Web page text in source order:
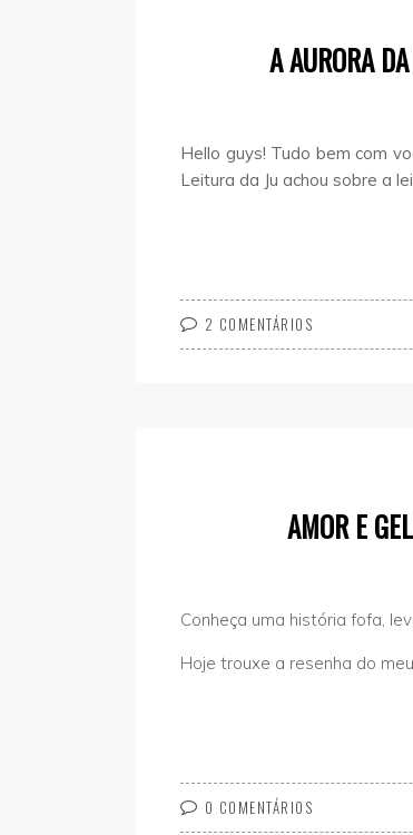
A AURORA
Hello guys! Tudo bem com
Leitura da Ju achou sobre a
2 COMENTÁRIOS
AMOR E
Conheça uma história fofa,
Hoje trouxe a resenha do
0 COMENTÁRIOS